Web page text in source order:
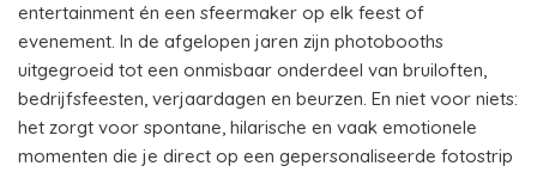
entertainment én een sfeermaker op elk feest of
evenement. In de afgelopen jaren zijn photobooths
uitgegroeid tot een onmisbaar onderdeel van bruiloften,
bedrijfsfeesten, verjaardagen en beurzen. En niet voor niets:
het zorgt voor spontane, hilarische en vaak emotionele
momenten die je direct op een gepersonaliseerde fotostrip